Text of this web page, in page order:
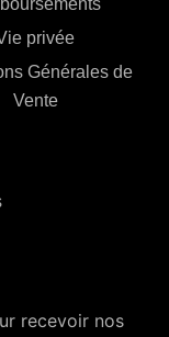
privée
Générales de
Vente
recevoir nos